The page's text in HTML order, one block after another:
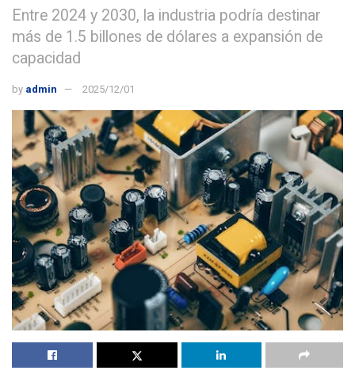
Entre 2024 y 2030, la industria podría destinar
más de 1.5 billones de dólares a expansión de
capacidad
by admin 2025/12/01